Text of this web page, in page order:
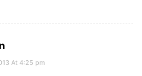
At 4:25 pm